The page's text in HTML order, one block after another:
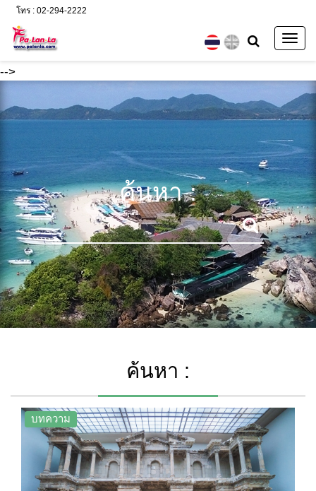
-->
โทร : 02-294-2222
ค้นหา :
ค้นหา :
บทความ